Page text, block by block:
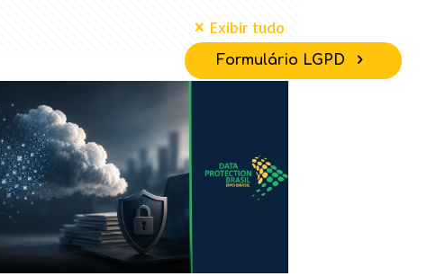
Formulário LGPD
Exibir tudo